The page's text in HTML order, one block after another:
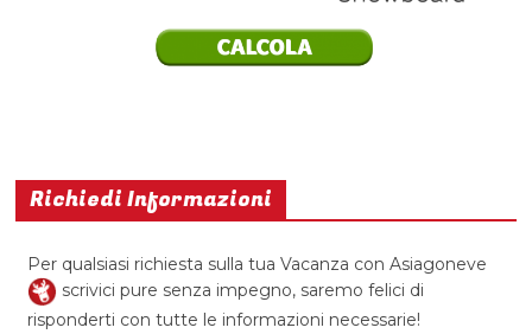
Richiedi Informazioni
Per qualsiasi richiesta sulla tua Vacanza con Asiagoneve
scrivici pure senza impegno, saremo felici di
risponderti con tutte le informazioni necessarie!